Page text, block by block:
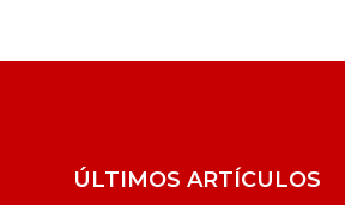
ÚLTIMOS ARTÍCULOS